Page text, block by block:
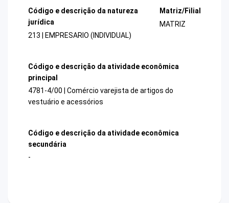
Código e descrição da natureza
jurídica
213 | EMPRESARIO (INDIVIDUAL)
Matriz/Filial
MATRIZ
Código e descrição da atividade econômica
principal
4781-4/00 | Comércio varejista de artigos do
vestuário e acessórios
Código e descrição da atividade econômica
secundária
-